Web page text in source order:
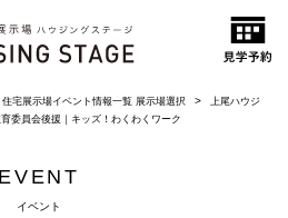
住宅展示場イベント情報一覧 展示場選択
上尾ハウジ
委員会後援｜キッズ！わくわくワーク
EVENT
イベント